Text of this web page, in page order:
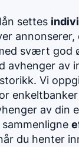
settes
annonserer,
svært god
avhenger av
Vi
av din
du henter